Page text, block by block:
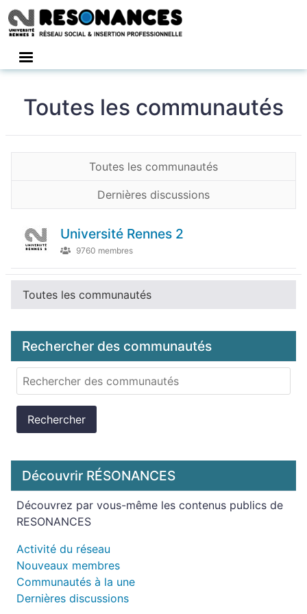
Toutes les communautés
Toutes les communautés
Dernières discussions
Université Rennes 2
9760 membres
Toutes les communautés
Rechercher des communautés
Rechercher
Découvrir RÉSONANCES
Découvrez par vous-même les contenus publics de
RESONANCES
Activité du réseau
Nouveaux membres
Communautés à la une
Dernières discussions